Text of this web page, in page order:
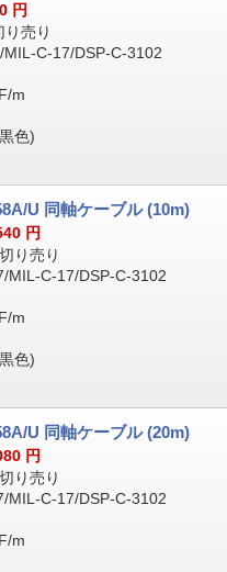
円
売り
C-17/DSP-C-3102
m
色)
U 同軸ケーブル (10m)
円
り売り
MIL-C-17/DSP-C-3102
m
色)
U 同軸ケーブル (20m)
円
り売り
MIL-C-17/DSP-C-3102
m